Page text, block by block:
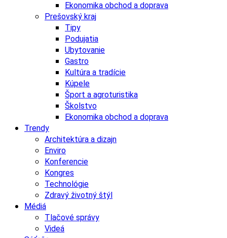
Ekonomika obchod a doprava
Prešovský kraj
Tipy
Podujatia
Ubytovanie
Gastro
Kultúra a tradície
Kúpele
Šport a agroturistika
Školstvo
Ekonomika obchod a doprava
Trendy
Architektúra a dizajn
Enviro
Konferencie
Kongres
Technológie
Zdravý životný štýl
Médiá
Tlačové správy
Videá